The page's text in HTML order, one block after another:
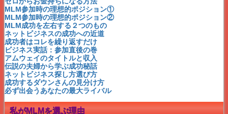
MLM会社の悪口で集客？！
ベガで織姫のように♪
幸せなお金持ちになる方法❤
出来るのにやらないこと
ホントに叶う目標設定とは？
MLM本音の告白
発表！ビジネスランキング
未来の自分がMLMを成功させる
ネットだけで出来るって嘘！
ゆとり世代と言わせない！
成功者は○○から学んだ！
21世紀の重要キーワード
ダウンさんの最新情報！
MLM参加時の理想的ポジション①
MLM参加時の理想的ポジション②
MLM成功を左右する２つのもの
ネットビジネスの成功への近道
成功者はコレを繰り返すだけ
ビジネス実話：参加直後の巻
アムウェイのタイトルと収入
伝説の夫婦から学ぶ成功秘話
ネットビジネス探し方選び方
成功するダウンさんの見分け方
必ず出会うあなたの最大ライバル
私がMLMを選ぶ理由